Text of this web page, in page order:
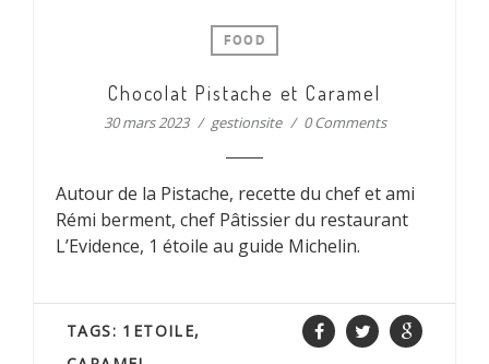
FOOD
Chocolat Pistache et Caramel
30 mars 2023 gestionsite 0 Comments
Autour de la Pistache, recette du chef et ami
Rémi berment, chef Pâtissier du restaurant
L’Evidence, 1 étoile au guide Michelin.
TAGS: 1ETOILE,